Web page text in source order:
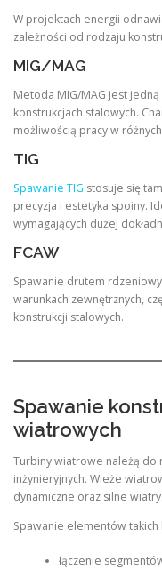
W projektach energii
zależności od rodzaju
MIG/MAG
Metoda MIG/MAG jest
konstrukcjach stalowych.
możliwością pracy w
TIG
Spawanie TIG stosuje się
precyzja i estetyka spoiny.
wymagających dużej
FCAW
Spawanie drutem
warunkach zewnętrznych,
konstrukcji stalowych.
Spawanie
wiatrowych
Turbiny wiatrowe należą do
inżynieryjnych. Wieże
dynamiczne oraz silne wiatry.
Spawanie elementów
łączenie